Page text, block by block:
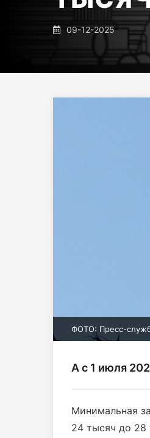
09-12-2025
ФОТО: Пресс-
А с 1 июля
Минимальная
24 тысяч до 28